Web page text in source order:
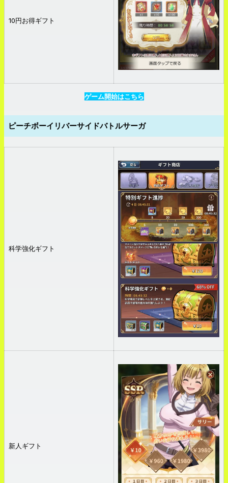
10円お得ギフト
ゲーム開始はこちら
ピーチボーイリバーサイドバトルサーガ
科学強化ギフト
新人ギフト